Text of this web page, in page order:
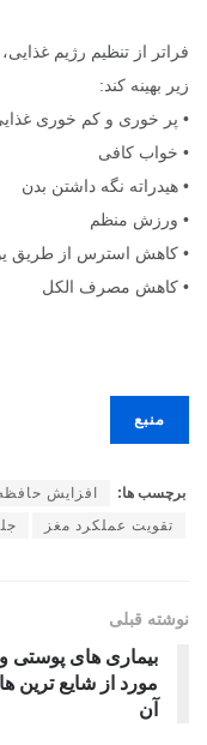
فراتر از تنظیم رژیم
زیر بهینه کند:
• پر خوری و کم خوری
• خواب کافی
• هیدراته نگه داشتن بدن
• ورزش منظم
• کاهش استرس از طریق
• کاهش مصرف الکل
منبع
برچسب ها: افزایش
تقویت عملکرد مغز
نوشته قبلی
مورد از شایع ترین
آن